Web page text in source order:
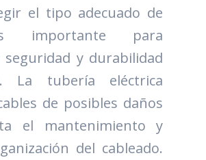
el tipo adecuado de
importante para
y durabilidad
La tubería eléctrica
de posibles daños
el mantenimiento y
del cableado.